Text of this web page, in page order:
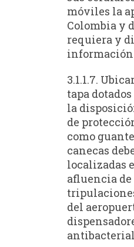
móviles la
Colombia y
requiera y
información
3.1.1.7.
tapa
la
de
como
canecas
localizadas
afluencia de
del